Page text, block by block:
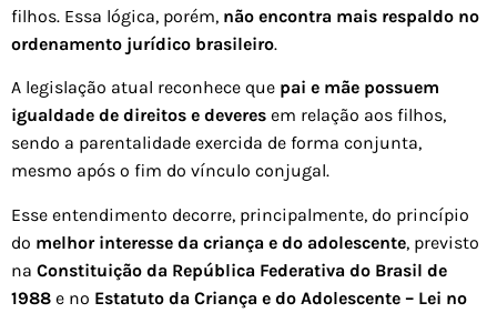
filhos. Essa lógica, porém, não encontra mais respaldo no
ordenamento jurídico brasileiro.
A legislação atual reconhece que pai e mãe possuem
igualdade de direitos e deveres em relação aos filhos,
sendo a parentalidade exercida de forma conjunta,
mesmo após o fim do vínculo conjugal.
Esse entendimento decorre, principalmente, do princípio
do melhor interesse da criança e do adolescente, previsto
na Constituição da República Federativa do Brasil de
1988 e no Estatuto da Criança e do Adolescente – Lei nº